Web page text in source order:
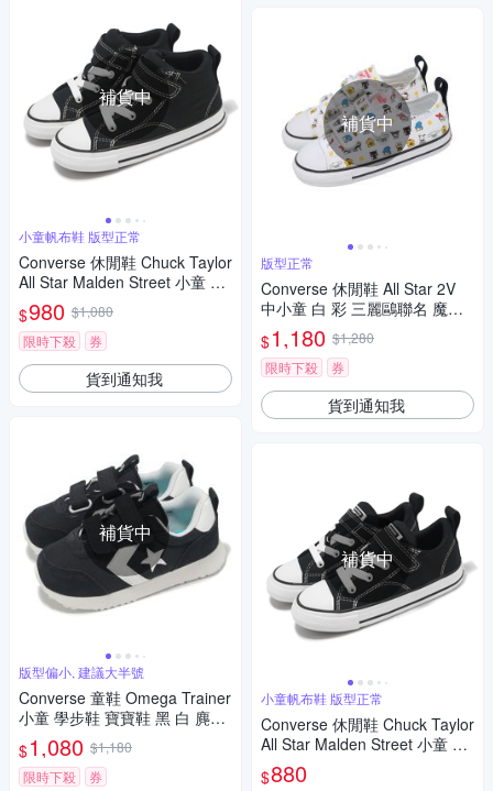
補貨中
小童帆布鞋 版型正常
Converse 休閒鞋 Chuck Taylor
All Star Malden Street 小童 小
朋友 學步鞋 A04826C
$980 $1,080
限時下殺
券
貨到通知我
補貨中
版型偏小, 建議大半號
Converse 童鞋 Omega Trainer
小童 學步鞋 寶寶鞋 黑 白 麂皮
魔鬼氈 A13097C
$1,080 $1,180
限時下殺
券
補貨中
版型正常
Converse 休閒鞋 All Star 2V
中小童 白 彩 三麗鷗聯名 魔鬼
氈 帆布鞋 A17703C
$1,180 $1,280
限時下殺
券
貨到通知我
補貨中
小童帆布鞋 版型正常
Converse 休閒鞋 Chuck Taylor
All Star Malden Street 小童 黑
白 小朋友 A06414C
$880